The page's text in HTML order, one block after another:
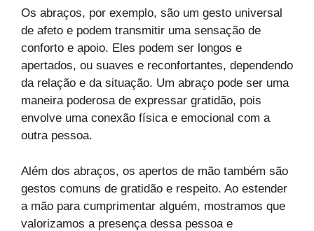
Os abraços, por exemplo, são um gesto universal
de afeto e podem transmitir uma sensação de
conforto e apoio. Eles podem ser longos e
apertados, ou suaves e reconfortantes, dependendo
da relação e da situação. Um abraço pode ser uma
maneira poderosa de expressar gratidão, pois
envolve uma conexão física e emocional com a
outra pessoa.
Além dos abraços, os apertos de mão também são
gestos comuns de gratidão e respeito. Ao estender
a mão para cumprimentar alguém, mostramos que
valorizamos a presença dessa pessoa e